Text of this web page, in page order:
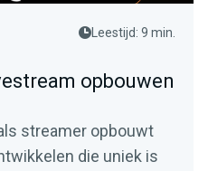
Leestijd: 9 min.
opbouwen
streamer opbouwt
die uniek is